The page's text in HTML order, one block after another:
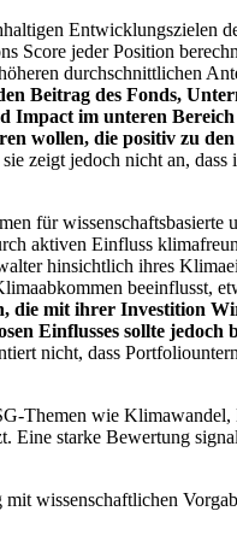
Entwicklungszielen
Score jeder Position
durchschnittlichen
Beitrag des Fonds,
Impact im unteren
wollen, die positiv zu
zeigt jedoch nicht an,
für wissenschaftsbasierte
aktiven Einfluss
hinsichtlich ihres
beeinflusst,
die mit ihrer Investition
Einflusses sollte
nicht, dass
Themen wie Klimawandel,
Eine starke Bewertung
wissenschaftlichen